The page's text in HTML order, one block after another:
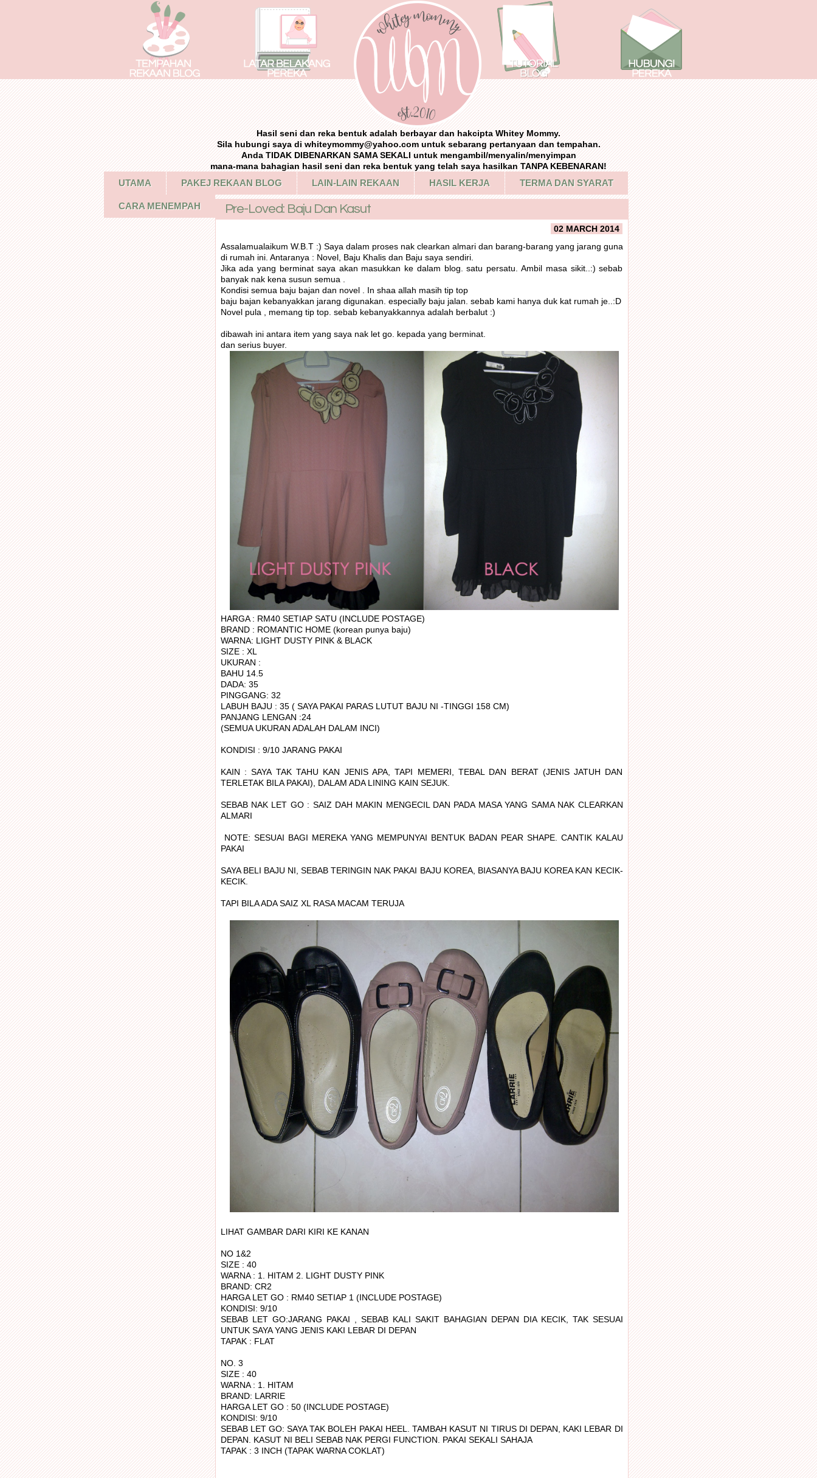
Hasil seni dan reka bentuk adalah berbayar dan hakcipta Whitey Mommy.
Sila hubungi saya di whiteymommy@yahoo.com untuk sebarang pertanyaan dan tempahan.
Anda TIDAK DIBENARKAN SAMA SEKALI untuk mengambil/menyalin/menyimpan
mana-mana bahagian hasil seni dan reka bentuk yang telah saya hasilkan TANPA KEBENARAN!
UTAMA PAKEJ REKAAN BLOG LAIN-LAIN REKAAN HASIL KERJA TERMA DAN SYARAT
CARA MENEMPAH
02 MARCH 2014
Pre-Loved: Baju Dan Kasut
Assalamualaikum W.B.T :) Saya dalam proses nak clearkan almari dan barang-barang yang jarang guna
di rumah ini. Antaranya : Novel, Baju Khalis dan Baju saya sendiri.
Jika ada yang berminat saya akan masukkan ke dalam blog. satu persatu. Ambil masa sikit..:) sebab
banyak nak kena susun semua .
Kondisi semua baju bajan dan novel . In shaa allah masih tip top
baju bajan kebanyakkan jarang digunakan. especially baju jalan. sebab kami hanya duk kat rumah je..:D
Novel pula , memang tip top. sebab kebanyakkannya adalah berbalut :)
dibawah ini antara item yang saya nak let go. kepada yang berminat.
dan serius buyer.
HARGA : RM40 SETIAP SATU (INCLUDE POSTAGE)
BRAND : ROMANTIC HOME (korean punya baju)
WARNA: LIGHT DUSTY PINK & BLACK
SIZE : XL
UKURAN :
BAHU 14.5
DADA: 35
PINGGANG: 32
LABUH BAJU : 35 ( SAYA PAKAI PARAS LUTUT BAJU NI -TINGGI 158 CM)
PANJANG LENGAN :24
(SEMUA UKURAN ADALAH DALAM INCI)
KONDISI : 9/10 JARANG PAKAI
KAIN : SAYA TAK TAHU KAN JENIS APA, TAPI MEMERI, TEBAL DAN BERAT (JENIS JATUH DAN
TERLETAK BILA PAKAI), DALAM ADA LINING KAIN SEJUK.
SEBAB NAK LET GO : SAIZ DAH MAKIN MENGECIL DAN PADA MASA YANG SAMA NAK CLEARKAN
ALMARI
NOTE: SESUAI BAGI MEREKA YANG MEMPUNYAI BENTUK BADAN PEAR SHAPE. CANTIK KALAU
PAKAI
SAYA BELI BAJU NI, SEBAB TERINGIN NAK PAKAI BAJU KOREA, BIASANYA BAJU KOREA KAN KECIK-
KECIK.
TAPI BILA ADA SAIZ XL RASA MACAM TERUJA
LIHAT GAMBAR DARI KIRI KE KANAN
NO 1&2
SIZE : 40
WARNA : 1. HITAM 2. LIGHT DUSTY PINK
BRAND: CR2
HARGA LET GO : RM40 SETIAP 1 (INCLUDE POSTAGE)
KONDISI: 9/10
SEBAB LET GO:JARANG PAKAI , SEBAB KALI SAKIT BAHAGIAN DEPAN DIA KECIK, TAK SESUAI
UNTUK SAYA YANG JENIS KAKI LEBAR DI DEPAN
TAPAK : FLAT
NO. 3
SIZE : 40
WARNA : 1. HITAM
BRAND: LARRIE
HARGA LET GO : 50 (INCLUDE POSTAGE)
KONDISI: 9/10
SEBAB LET GO: SAYA TAK BOLEH PAKAI HEEL. TAMBAH KASUT NI TIRUS DI DEPAN, KAKI LEBAR DI
DEPAN. KASUT NI BELI SEBAB NAK PERGI FUNCTION. PAKAI SEKALI SAHAJA
TAPAK : 3 INCH (TAPAK WARNA COKLAT)